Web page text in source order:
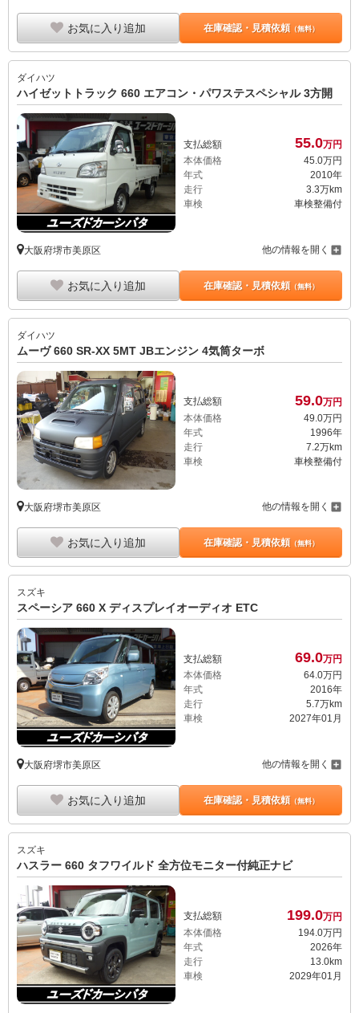
お気に入り追加 在庫確認・見積依頼（無料）
ダイハツ
ハイゼットトラック 660 エアコン・パワステスペシャル 3方開
支払総額 55.0万円
本体価格
45.0万円
年式
2010年
走行
3.3万km
車検
車検整備付
大阪府堺市美原区 他の情報を開く
お気に入り追加 在庫確認・見積依頼（無料）
ダイハツ
ムーヴ 660 SR-XX 5MT JBエンジン 4気筒ターボ
支払総額 59.0万円
本体価格
49. 0万円
年式
1996年
走行
7.2万km
車検
車検整備付
大阪府堺市美原区 他の情報を開く
お気に入り追加 在庫確認・見積依頼（無料）
スズキ
スペーシア 660 X ディスプレイオーディオ ETC
支払総額 69.0万円
本体価格
64.0万円
年式
2016年
走行
5.7万km
車検
2027年01月
大阪府堺市美原区 他の情報を開く
お気に入り追加 在庫確認・見積依頼（無料）
スズキ
ハスラー 660 タフワイルド 全方位モニター付純正ナビ
支払総額 199.0万円
本体価格
194. 0万円
年式
2026年
走行
13.0km
車検
2029年01月